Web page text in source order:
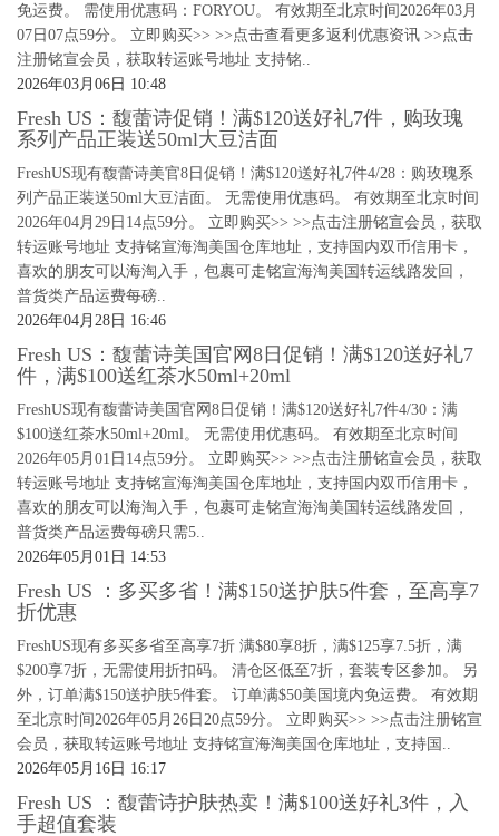
免运费。 需使用优惠码：FORYOU。 有效期至北京时间2026年03月
07日07点59分。 立即购买>> >>点击查看更多返利优惠资讯 >>点击
注册铭宣会员，获取转运账号地址 支持铭..
2026年03月06日 10:48
Fresh US：馥蕾诗促销！满$120送好礼7件，购玫瑰
系列产品正装送50ml大豆洁面
FreshUS现有馥蕾诗美官8日促销！满$120送好礼7件4/28：购玫瑰系
列产品正装送50ml大豆洁面。 无需使用优惠码。 有效期至北京时间
2026年04月29日14点59分。 立即购买>> >>点击注册铭宣会员，获取
转运账号地址 支持铭宣海淘美国仓库地址，支持国内双币信用卡，
喜欢的朋友可以海淘入手，包裹可走铭宣海淘美国转运线路发回，
普货类产品运费每磅..
2026年04月28日 16:46
Fresh US：馥蕾诗美国官网8日促销！满$120送好礼7
件，满$100送红茶水50ml+20ml
FreshUS现有馥蕾诗美国官网8日促销！满$120送好礼7件4/30：满
$100送红茶水50ml+20ml。 无需使用优惠码。 有效期至北京时间
2026年05月01日14点59分。 立即购买>> >>点击注册铭宣会员，获取
转运账号地址 支持铭宣海淘美国仓库地址，支持国内双币信用卡，
喜欢的朋友可以海淘入手，包裹可走铭宣海淘美国转运线路发回，
普货类产品运费每磅只需5..
2026年05月01日 14:53
Fresh US ：多买多省！满$150送护肤5件套，至高享7
折优惠
FreshUS现有多买多省至高享7折 满$80享8折，满$125享7.5折，满
$200享7折，无需使用折扣码。 清仓区低至7折，套装专区参加。 另
外，订单满$150送护肤5件套。 订单满$50美国境内免运费。 有效期
至北京时间2026年05月26日20点59分。 立即购买>> >>点击注册铭宣
会员，获取转运账号地址 支持铭宣海淘美国仓库地址，支持国..
2026年05月16日 16:17
Fresh US ：馥蕾诗护肤热卖！满$100送好礼3件，入
手超值套装